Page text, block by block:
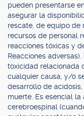
pueden presentarse
asegurar la
rescate, de equipo de
recursos de personal
reacciones tóxicas y
Reacciones
toxicidad relacionada
cualquier causa, y/o
desarrollo de
muerte. Es esencial
cerebroespinal